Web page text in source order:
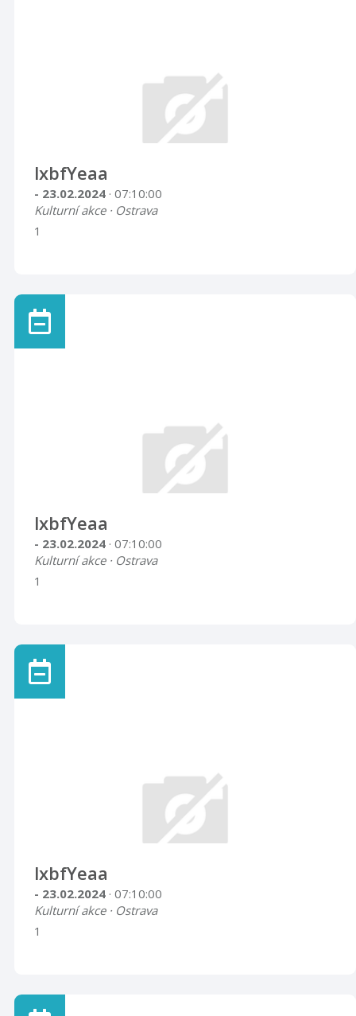
lxbfYeaa
- 23.02.2024 · 07:10:00
Kulturní akce · Ostrava
1
lxbfYeaa
- 23.02.2024 · 07:10:00
Kulturní akce · Ostrava
1
lxbfYeaa
- 23.02.2024 · 07:10:00
Kulturní akce · Ostrava
1